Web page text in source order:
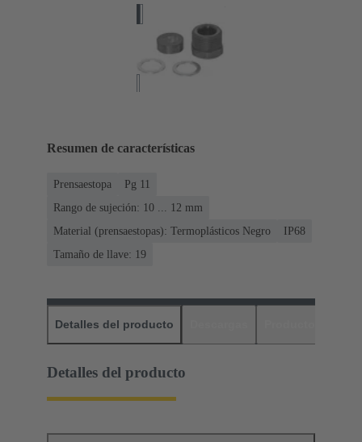
Resumen de características
Prensaestopa
Pg 11
Rango de sujeción: 10 ... 12 mm
Material (prensaestopas): Termoplásticos Negro
IP68
Tamaño de llave: 19
Detalles del producto
Detalles del producto